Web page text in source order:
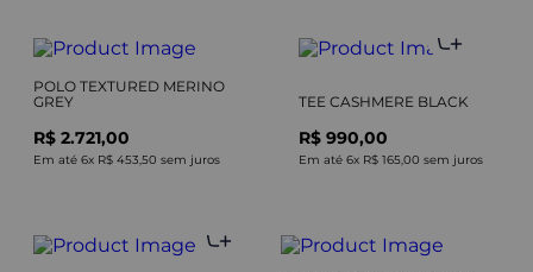
POLO TEXTURED MERINO
GREY
R$ 2.721,00
Em até 6x R$ 453,50 sem juros
TEE CASHMERE BLACK
R$ 990,00
Em até 6x R$ 165,00 sem juros